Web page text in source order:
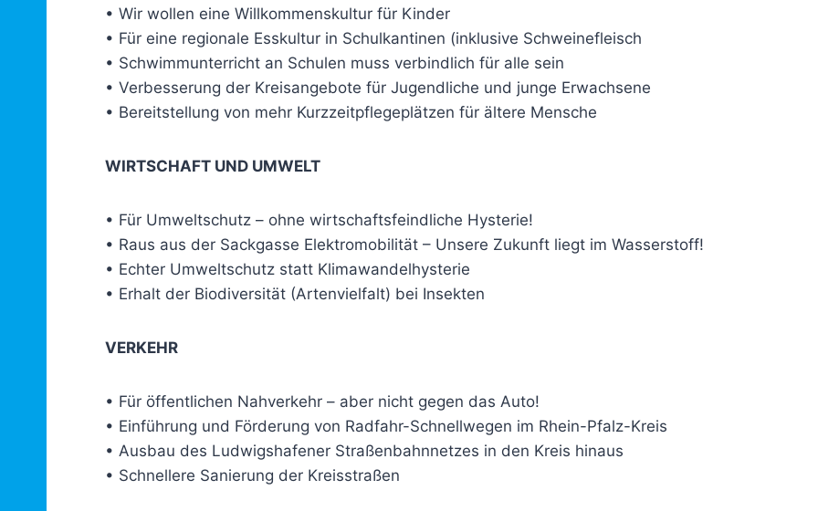
• Wir wollen eine Willkommenskultur für Kinder
• Für eine regionale Esskultur in Schulkantinen (inklusive Schweinefleisch
• Schwimmunterricht an Schulen muss verbindlich für alle sein
• Verbesserung der Kreisangebote für Jugendliche und junge Erwachsene
• Bereitstellung von mehr Kurzzeitpflegeplätzen für ältere Mensche
WIRTSCHAFT UND UMWELT
• Für Umweltschutz – ohne wirtschaftsfeindliche Hysterie!
• Raus aus der Sackgasse Elektromobilität – Unsere Zukunft liegt im Wasserstoff!
• Echter Umweltschutz statt Klimawandelhysterie
• Erhalt der Biodiversität (Artenvielfalt) bei Insekten
VERKEHR
• Für öffentlichen Nahverkehr – aber nicht gegen das Auto!
• Einführung und Förderung von Radfahr-Schnellwegen im Rhein-Pfalz-Kreis
• Ausbau des Ludwigshafener Straßenbahnnetzes in den Kreis hinaus
• Schnellere Sanierung der Kreisstraßen